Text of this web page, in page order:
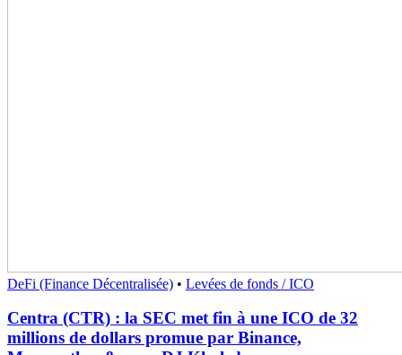
DeFi (Finance Décentralisée) • Levées de fonds / ICO
Centra (CTR) : la SEC met fin à une ICO de 32
millions de dollars promue par Binance,